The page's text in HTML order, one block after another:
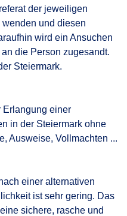
der jeweiligen
und diesen
wird ein Ansuchen
die Person zugesandt.
Steiermark.
Erlangung einer
in der Steiermark ohne
Ausweise, Vollmachten ...
einer alternativen
ist sehr gering. Das
sichere, rasche und